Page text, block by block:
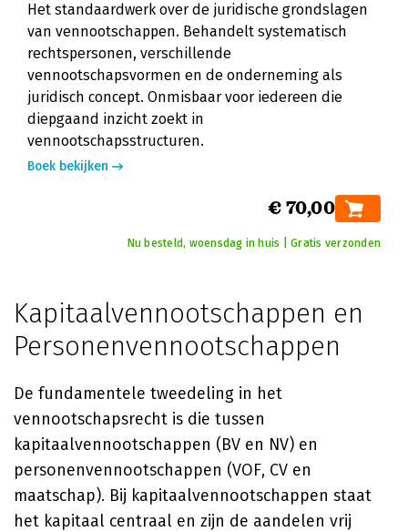
Het standaardwerk over de juridische grondslagen
van vennootschappen. Behandelt systematisch
rechtspersonen, verschillende
vennootschapsvormen en de onderneming als
juridisch concept. Onmisbaar voor iedereen die
diepgaand inzicht zoekt in
vennootschapsstructuren.
Boek bekijken
€ 70,00
Nu besteld, woensdag in huis | Gratis verzonden
Kapitaalvennootschappen en
Personenvennootschappen
De fundamentele tweedeling in het
vennootschapsrecht is die tussen
kapitaalvennootschappen (BV en NV) en
personenvennootschappen (VOF, CV en
maatschap). Bij kapitaalvennootschappen staat
het kapitaal centraal en zijn de aandelen vrij